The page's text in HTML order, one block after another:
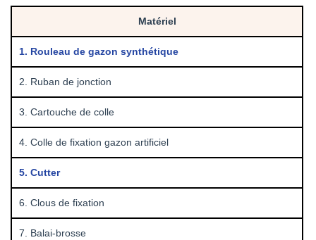
Matériel
1. Rouleau de gazon synthétique
2. Ruban de jonction
3. Cartouche de colle
4. Colle de fixation gazon artificiel
5. Cutter
6. Clous de fixation
7. Balai-brosse